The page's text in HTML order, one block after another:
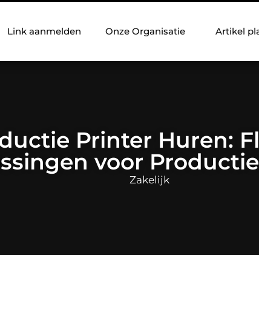
Link aanmelden Onze Organisatie Artikel
Printer Huren:
voor
Zakelijk